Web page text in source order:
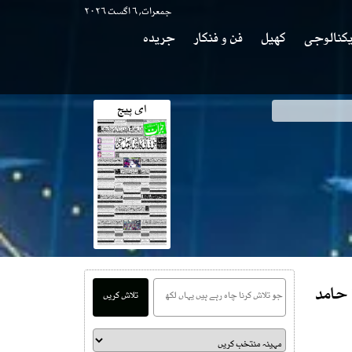
جمعرات, ۶ اگست ۲۰۲۶
کھیل فن و فنکار
جریدہ
ای پیج
تلاش کریں